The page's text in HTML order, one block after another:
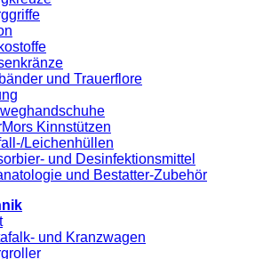
und Trauerflore
Kinnstützen
Leichenhüllen
und Desinfektionsmittel
und Bestatter-Zubehör
und Kranzwagen